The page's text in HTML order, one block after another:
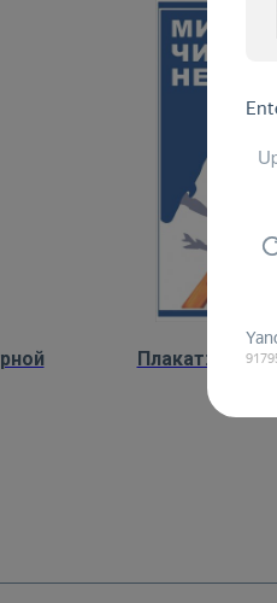
Плакат: Миру